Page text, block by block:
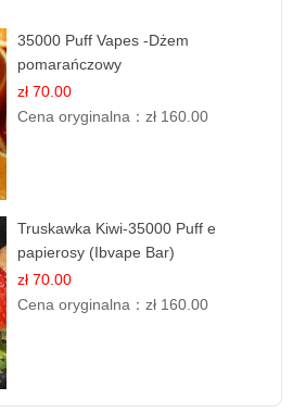
35000 Puff Vapes -Dżem
pomarańczowy
zł 70.00
Cena oryginalna：zł 160.00
Truskawka Kiwi-35000 Puff e
papierosy (Ibvape Bar)
zł 70.00
Cena oryginalna：zł 160.00